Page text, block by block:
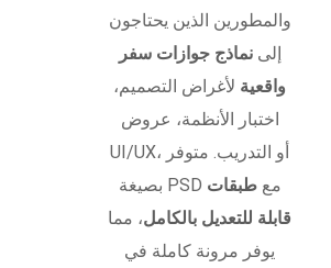
والمطورين الذين يحتاجون
إلىنماذج جوازات سفر
واقعية لأغراض التصميم،
اختبار الأنظمة، عروض
UI/UX، أو التدريب. متوفر
بصيغة PSD معطبقات
قابلة للتعديل بالكامل، مما
يوفر مرونة كاملة في